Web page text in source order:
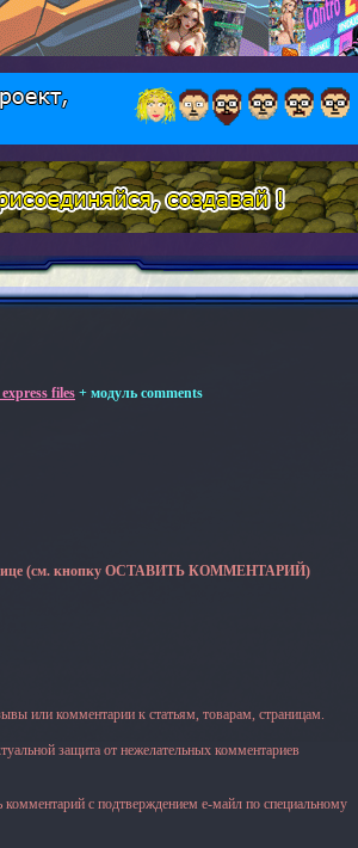
files + модуль comments
(см. кнопку ОСТАВИТЬ КОММЕНТАРИЙ)
или комментарии к статьям, товарам, страницам.
защита от нежелательных комментариев
с подтверждением е-майл по специальному